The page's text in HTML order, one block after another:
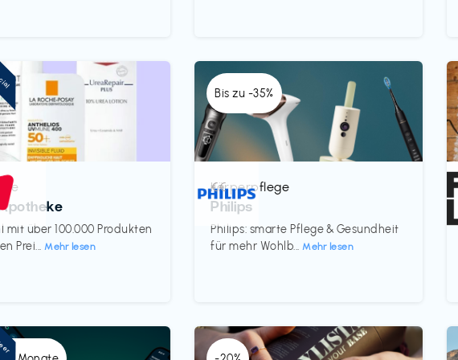
mit über 100.000 Produkten
Prei...Mehr lesen
Bis zu -35%
Körperpflege
Philips
Philips: smarte Pflege & Gesundheit
für mehr Wohlb...Mehr lesen
€€‎